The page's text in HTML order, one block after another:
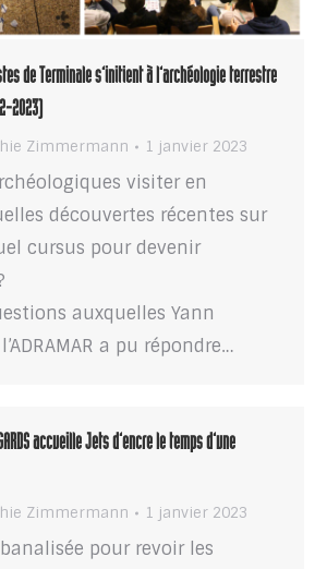
de Terminale s’initient à l’archéologie terrestre
2023)
Zimmermann 1 janvier 2023
visiter en
découvertes récentes sur
cursus pour devenir
auxquelles Yann
a pu répondre…
accueille Jets d’encre le temps d’une
Zimmermann 1 janvier 2023
pour revoir les